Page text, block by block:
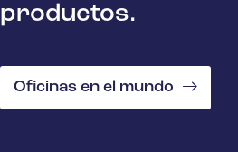
productos.
Oficinas en el mundo